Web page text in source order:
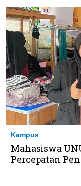
Kampus
Mahasiswa
Percepatan